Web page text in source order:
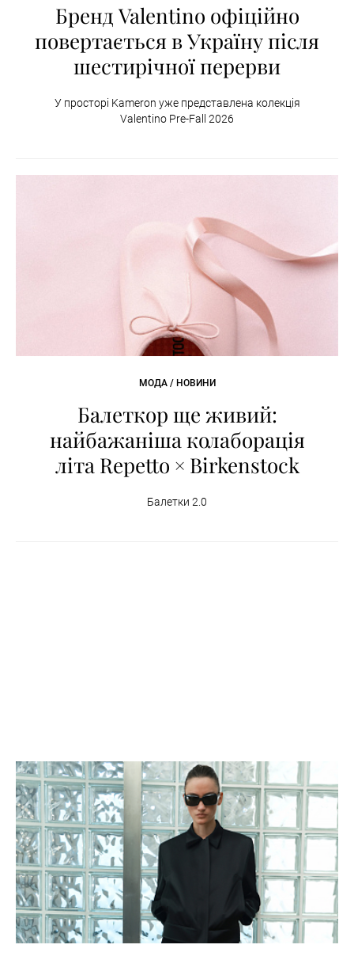
Бренд Valentino офіційно
повертається в Україну після
шестирічної перерви
У просторі Kameron уже представлена колекція
Valentino Pre-Fall 2026
МОДА / НОВИНИ
Балеткор ще живий:
найбажаніша колаборація
літа Repetto × Birkenstock
Балетки 2.0